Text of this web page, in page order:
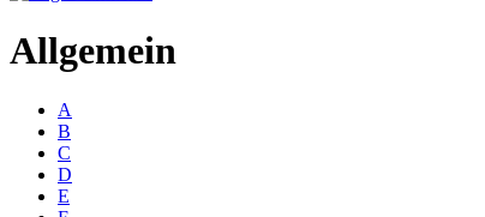
Allgemein
A
B
C
D
E